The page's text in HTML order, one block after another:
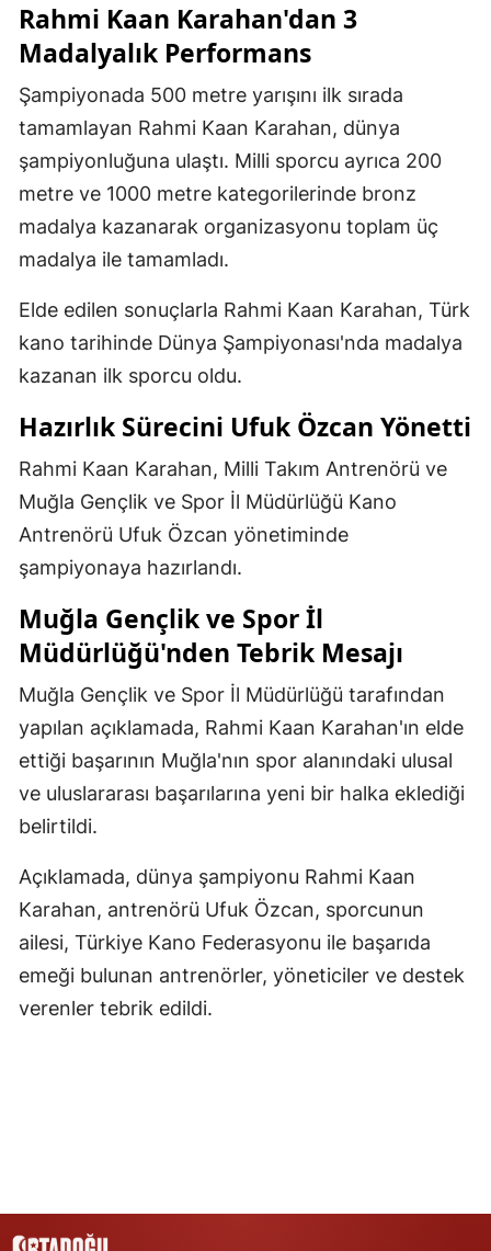
Isparta
Mersin
İstanbul
İzmir
Kars
Kastamonu
Kırşehir
Kocaeli
Konya
Kütahya
Malatya
Kahramanmaraş
Mardin
Muğla
Niğde
Ordu
Rize
Rahmi Kaan Karahan'dan 3
Madalyalık Performans
Şampiyonada 500 metre yarışını ilk sırada
tamamlayan Rahmi Kaan Karahan, dünya
şampiyonluğuna ulaştı. Milli sporcu ayrıca 200
metre ve 1000 metre kategorilerinde bronz
madalya kazanarak organizasyonu toplam üç
madalya ile tamamladı.
Elde edilen sonuçlarla Rahmi Kaan Karahan, Türk
kano tarihinde Dünya Şampiyonası'nda madalya
kazanan ilk sporcu oldu.
Hazırlık Sürecini Ufuk Özcan Yönetti
Rahmi Kaan Karahan, Milli Takım Antrenörü ve
Muğla Gençlik ve Spor İl Müdürlüğü Kano
Antrenörü Ufuk Özcan yönetiminde
şampiyonaya hazırlandı.
Muğla Gençlik ve Spor İl
Müdürlüğü'nden Tebrik Mesajı
Muğla Gençlik ve Spor İl Müdürlüğü tarafından
yapılan açıklamada, Rahmi Kaan Karahan'ın elde
ettiği başarının Muğla'nın spor alanındaki ulusal
ve uluslararası başarılarına yeni bir halka eklediği
belirtildi.
Açıklamada, dünya şampiyonu Rahmi Kaan
Karahan, antrenörü Ufuk Özcan, sporcunun
ailesi, Türkiye Kano Federasyonu ile başarıda
emeği bulunan antrenörler, yöneticiler ve destek
verenler tebrik edildi.